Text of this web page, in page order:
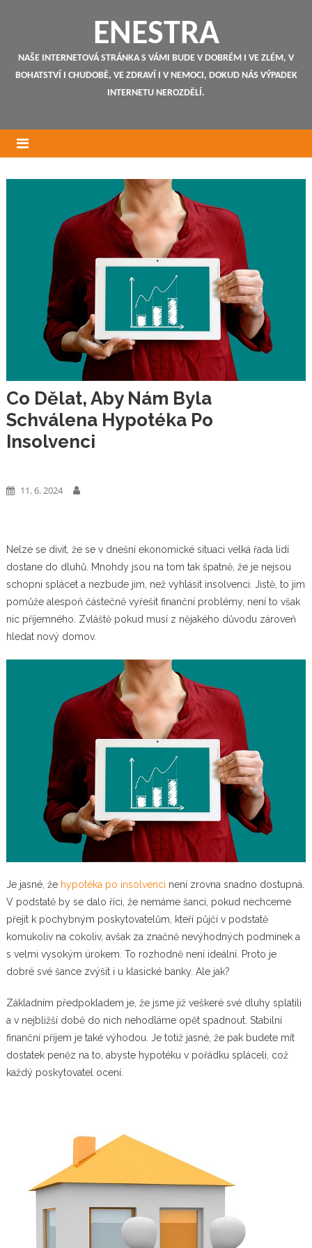
ENESTRA
NAŠE INTERNETOVÁ STRÁNKA S VÁMI BUDE V DOBRÉM I VE ZLÉM, V
BOHATSTVÍ I CHUDOBĚ, VE ZDRAVÍ I V NEMOCI, DOKUD NÁS VÝPADEK
INTERNETU NEROZDĚLÍ.
Co Dělat, Aby Nám Byla
Schválena Hypotéka Po
Insolvenci
11. 6. 2024
Nelze se divit, že se v dnešní ekonomické situaci velká řada lidí
dostane do dluhů. Mnohdy jsou na tom tak špatně, že je nejsou
schopni splácet a nezbude jim, než vyhlásit insolvenci. Jistě, to jim
pomůže alespoň částečně vyřešit finanční problémy, není to však
nic příjemného. Zvláště pokud musí z nějakého důvodu zároveň
hledat nový domov.
Je jasné, že hypotéka po insolvenci není zrovna snadno dostupná.
V podstatě by se dalo říci, že nemáme šanci, pokud nechceme
přejít k pochybným poskytovatelům, kteří půjčí v podstatě
komukoliv na cokoliv, avšak za značně nevýhodných podmínek a
s velmi vysokým úrokem. To rozhodně není ideální. Proto je
dobré své šance zvýšit i u klasické banky. Ale jak?
Základním předpokladem je, že jsme již veškeré své dluhy splatili
a v nejbližší době do nich nehodláme opět spadnout. Stabilní
finanční příjem je také výhodou. Je totiž jasné, že pak budete mít
dostatek peněz na to, abyste hypotéku v pořádku spláceli, což
každý poskytovatel ocení.